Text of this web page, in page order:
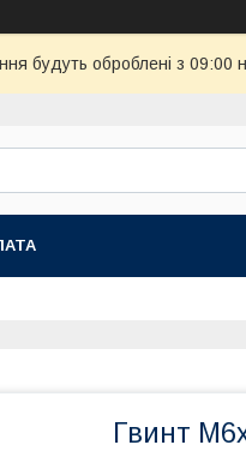
будуть оброблені з
Гвинт